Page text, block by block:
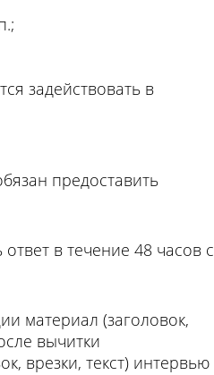
задействовать в
предоставить
в течение 48 часов с
материал (заголовок,
вычитки
врезки, текст) интервью